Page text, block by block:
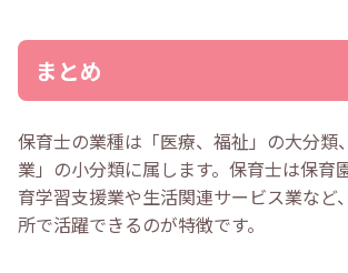
まとめ
保育士の業種は「医療、福祉」の大分類
業」の小分類に属します。保育士は保育
育学習支援業や生活関連サービス業など
所で活躍できるのが特徴です。